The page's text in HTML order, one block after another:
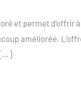
et permet d’offrir
améliorée.
[…]